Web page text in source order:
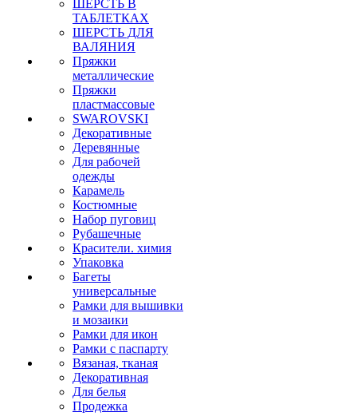
ШЕРСТЬ В
ТАБЛЕТКАХ
ШЕРСТЬ ДЛЯ
ВАЛЯНИЯ
Пряжки
металлические
Пряжки
пластмассовые
SWAROVSKI
Декоративные
Деревянные
Для рабочей
одежды
Карамель
Костюмные
Набор пуговиц
Рубашечные
Красители. химия
Упаковка
Багеты
универсальные
Рамки для вышивки
и мозаики
Рамки для икон
Рамки с паспарту
Вязаная, тканая
Декоративная
Для белья
Продежка